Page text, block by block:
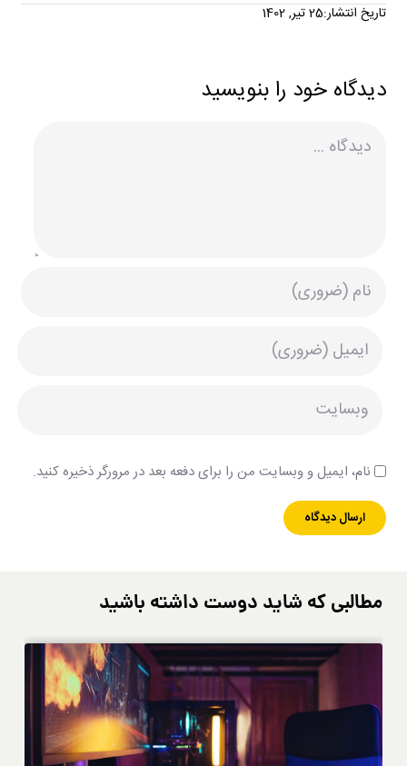
تاریخ انتشار:25 تیر, 1402
دیدگاه خود را بنویسید
نام، ایمیل و وبسایت من را برای دفعه بعد در مرورگر ذخیره کنید.
مطالبی که شاید دوست داشته باشید